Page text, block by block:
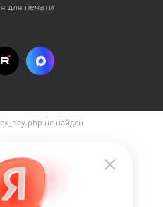
для печати
не найден